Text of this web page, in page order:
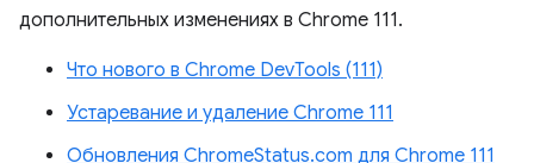
дополнительных изменениях в Chrome 111.
Что нового в Chrome DevTools (111)
Устаревание и удаление Chrome 111
Обновления ChromeStatus.com для Chrome 111